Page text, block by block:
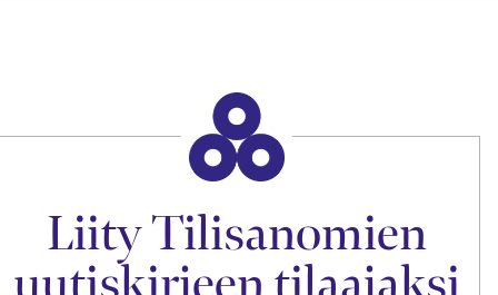
Liity Tilisanomien